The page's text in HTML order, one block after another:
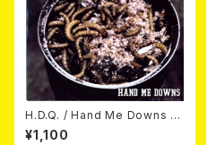
H.D.Q. / Hand Me Downs (C
OLORVINYL/7”EP)
¥1,100